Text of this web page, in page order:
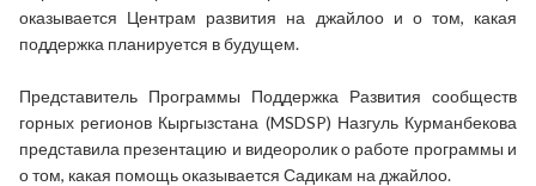
оказывается Центрам развития на джайлоо и о том, какая
поддержка планируется в будущем.
Представитель Программы Поддержка Развития сообществ
горных регионов Кыргызстана (MSDSP) Назгуль Курманбекова
представила презентацию и видеоролик о работе программы и
о том, какая помощь оказывается Садикам на джайлоо.